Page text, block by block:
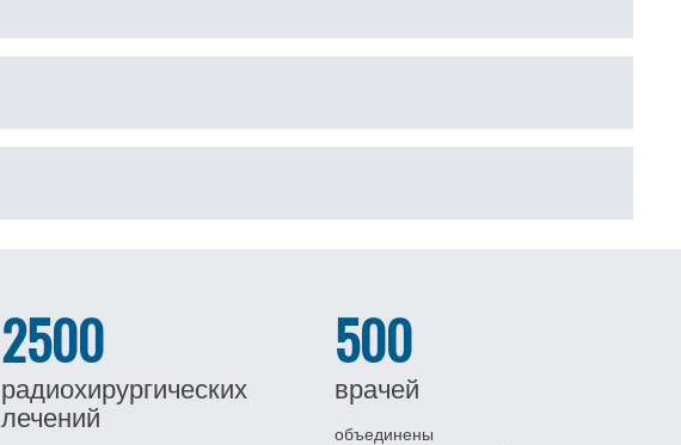
2500
радиохирургических
лечений
500
врачей
объединены